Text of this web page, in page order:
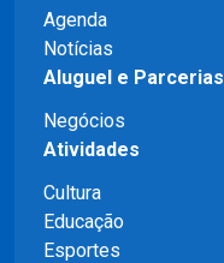
Agenda
Notícias
Aluguel e Parcerias
Negócios
Atividades
Cultura
Educação
Esportes